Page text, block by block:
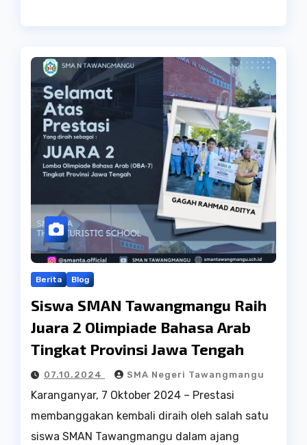
Berita Blog
Siswa SMAN Tawangmangu Raih
Juara 2 Olimpiade Bahasa Arab
Tingkat Provinsi Jawa Tengah
07.10.2024 SMA Negeri Tawangmangu
Karanganyar, 7 Oktober 2024 – Prestasi
membanggakan kembali diraih oleh salah satu
siswa SMAN Tawangmangu dalam ajang